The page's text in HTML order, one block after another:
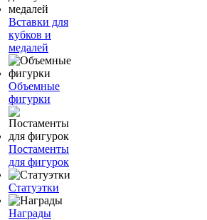
Вставки для
кубков и
медалей
Объемные
фигурки
Постаменты
для фигурок
Статуэтки
Награды